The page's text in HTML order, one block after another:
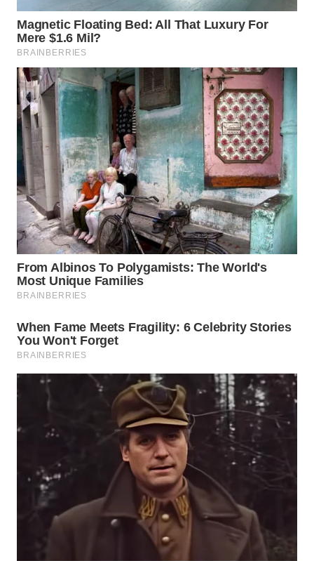
TINGGI
WN
PAKPAK
WN
KARAWANG
WN
BEKASI
WN
BOGOR
WN
DEPOK
TAPANULI
UTARA
WN
SAMOSIR
WN
LAWAS
WN
SUMEDANG